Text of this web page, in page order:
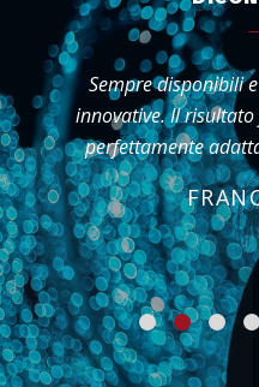
Sempre disponibili
innovative. Il
perfettamente